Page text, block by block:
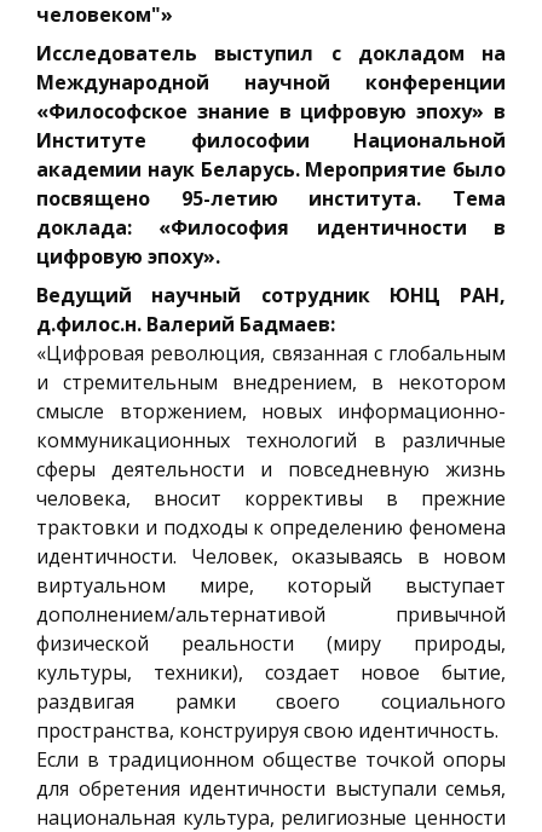
человеком"»
Исследователь выступил с докладом на
Международной научной конференции
«Философское знание в цифровую эпоху» в
Институте философии Национальной
академии наук Беларусь. Мероприятие было
посвящено 95-летию института. Тема
доклада: «Философия идентичности в
цифровую эпоху».
Ведущий научный сотрудник ЮНЦ РАН,
д.филос.н. Валерий Бадмаев:
«Цифровая революция, связанная с глобальным
и стремительным внедрением, в некотором
смысле вторжением, новых информационно-
коммуникационных технологий в различные
сферы деятельности и повседневную жизнь
человека, вносит коррективы в прежние
трактовки и подходы к определению феномена
идентичности. Человек, оказываясь в новом
виртуальном мире, который выступает
дополнением/альтернативой привычной
физической реальности (миру природы,
культуры, техники), создает новое бытие,
раздвигая рамки своего социального
пространства, конструируя свою идентичность.
Если в традиционном обществе точкой опоры
для обретения идентичности выступали семья,
национальная культура, религиозные ценности